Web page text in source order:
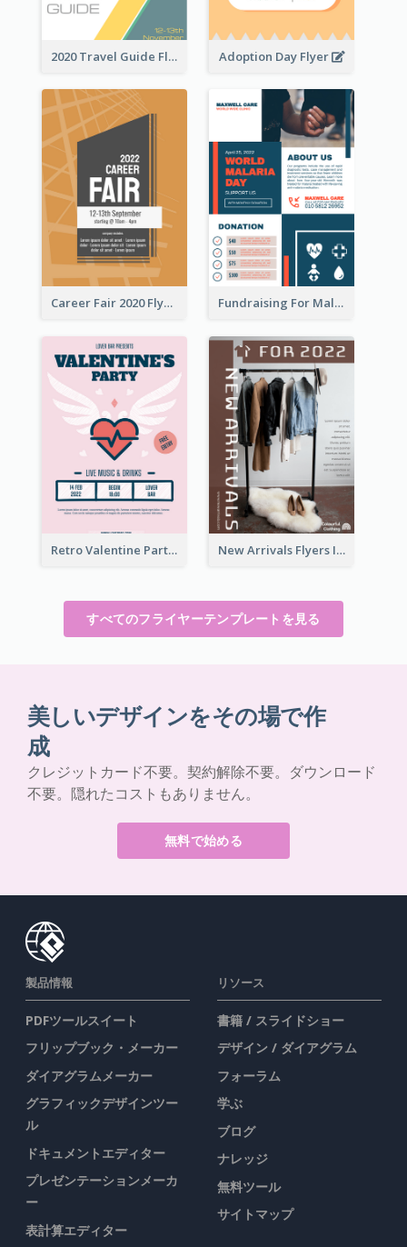
2020 Travel Guide Flyer Adoption Day Flyer
Career Fair 2020 Flyer Fundraising For Malaria Flyer Design
Retro Valentine Party Pink Flyers Design Templates New Arrivals Flyers In In Brown Colour Tone
すべてのフライヤーテンプレートを見る
美しいデザインをその場で作
成
クレジットカード不要。契約解除不要。ダウンロード
不要。隠れたコストもありません。
無料で始める
製品情報
PDFツールスイート
フリップブック・メーカー
ダイアグラムメーカー
グラフィックデザインツー
ル
ドキュメントエディター
プレゼンテーションメーカ
ー
表計算エディター
リソース
書籍 / スライドショー
デザイン / ダイアグラム
フォーラム
学ぶ
ブログ
ナレッジ
無料ツール
サイトマップ